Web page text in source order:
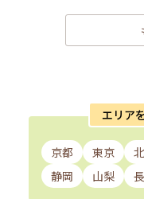
エリア
京都 東京
静岡
山梨